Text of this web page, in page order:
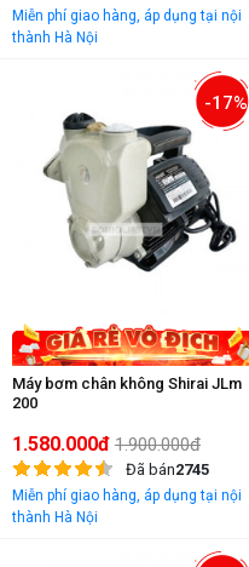
Miễn phí giao hàng, áp dụng tại nội
thành Hà Nội
-17%
Máy bơm chân không Shirai JLm
200
1.580.000đ 1.900.000đ
Đã bán2745
Miễn phí giao hàng, áp dụng tại nội
thành Hà Nội